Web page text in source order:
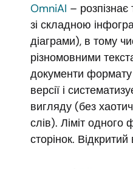
OmniAI –
зі складною
діаграми), в тому
різномовними
документи формату
версії і
вигляду (без
слів). Ліміт
сторінок. Відкритий